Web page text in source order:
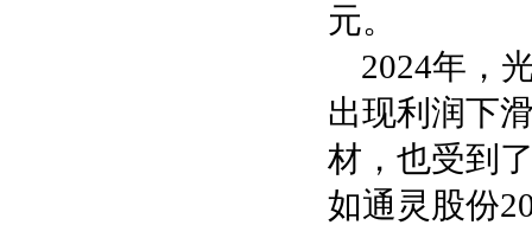
元。
2024年，
出现利润下
材，也受到
如通灵股份